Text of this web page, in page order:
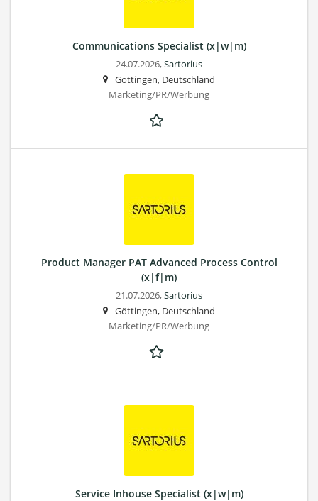
Communications Specialist (x|w|m)
24.07.2026,Sartorius
Göttingen, Deutschland
Marketing/PR/Werbung
Product Manager PAT Advanced Process Control
(x|f|m)
21.07.2026,Sartorius
Göttingen, Deutschland
Marketing/PR/Werbung
Service Inhouse Specialist (x|w|m)